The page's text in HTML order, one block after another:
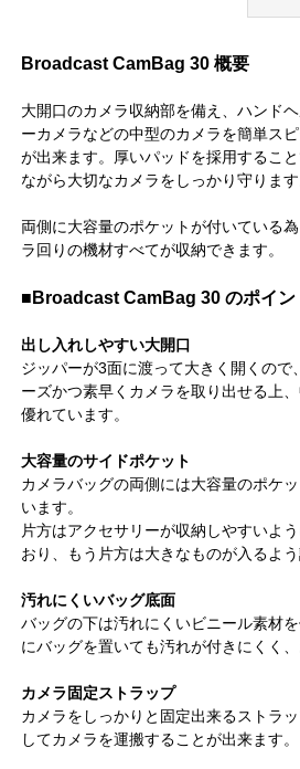
Broadcast CamBag 30 概要
大開口のカメラ収納部を備え、ハンド
ーカメラなどの中型のカメラを簡単ス
が出来ます。厚いパッドを採用するこ
ながら大切なカメラをしっかり守ります
両側に大容量のポケットが付いている
ラ回りの機材すべてが収納できます。
■Broadcast CamBag 30 のポイン
出し入れしやすい大開口
ジッパーが3面に渡って大きく開くので
ーズかつ素早くカメラを取り出せる上
優れています。
大容量のサイドポケット
カメラバッグの両側には大容量のポケ
います。
片方はアクセサリーが収納しやすいよ
おり、もう片方は大きなものが入るよう
汚れにくいバッグ底面
バッグの下は汚れにくいビニール素材
にバッグを置いても汚れが付きにくく、
カメラ固定ストラップ
カメラをしっかりと固定出来るストラ
してカメラを運搬することが出来ます。